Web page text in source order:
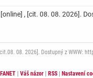
, [cit. 08. 08. 2026].
08. 2026]. Dostupný z WWW:
Váš názor RSS Nastavení